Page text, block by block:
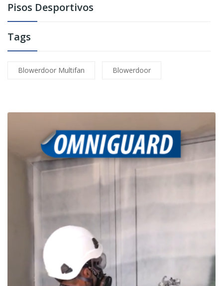
Pisos Desportivos
Tags
Blowerdoor Multifan Blowerdoor